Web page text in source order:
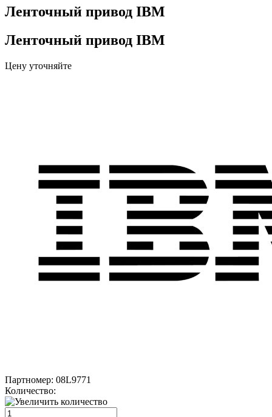
Ленточный привод IBM
Ленточный привод IBM
Цену уточняйте
Партномер: 08L9771
Количество: